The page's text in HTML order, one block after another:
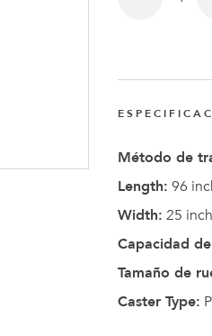
de
Método de
Length: 96
Width: 25 inch
Capacidad
Tamaño de
Caster Type: